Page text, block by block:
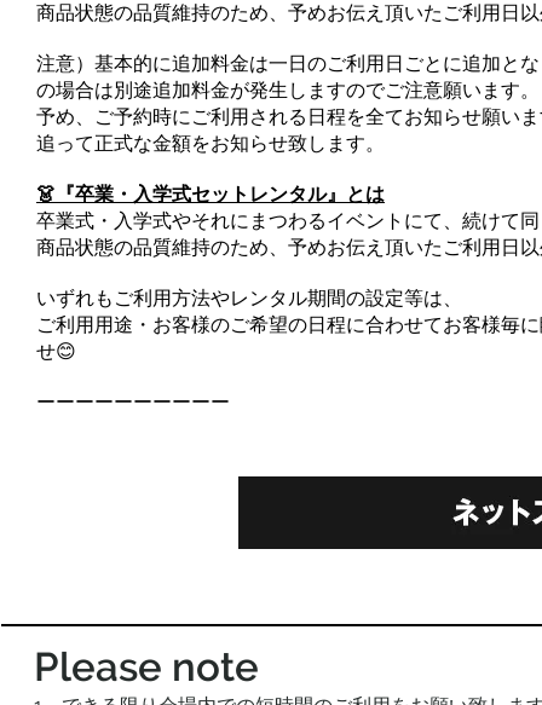
商品状態の品質維持のため、予めお伝え頂いたご利用日
注意）基本的に追加料金は一日のご利用日ごとに追加と
の場合は別途追加料金が発生しますのでご注意願います。
予め、ご予約時にご利用される日程を全てお知らせ願い
追って正式な金額をお知らせ致します。
👗『卒業・入学式セットレンタル』とは
卒業式・入学式やそれにまつわるイベントにて、続けて
商品状態の品質維持のため、予めお伝え頂いたご利用日
いずれもご利用方法やレンタル期間の設定等は、
ご利用用途・お客様のご希望の日程に合わせてお客様毎
せ😊
ーーーーーーーーーー
Please note